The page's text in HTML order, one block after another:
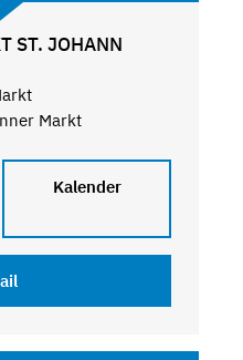
ST. JOHANN
Markt
Kalender